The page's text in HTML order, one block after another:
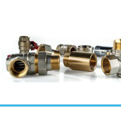
انواع
و
کاربردها